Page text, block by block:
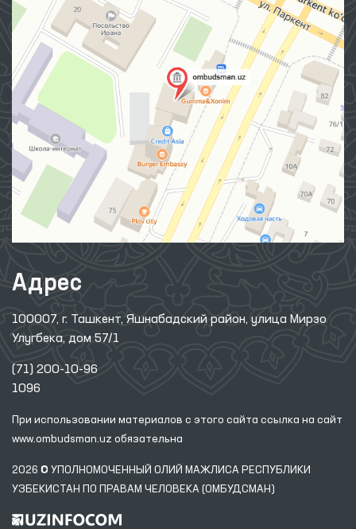
Адрес
100007, г. Ташкент, Яшнабадский район, улица Мирзо
Улугбека, дом 57/1
(71) 200-10-96
1096
При использовании материалов с этого сайта ссылка на сайт
www.ombudsman.uz обязательна
2026 © УПОЛНОМОЧЕННЫЙ ОЛИЙ МАЖЛИСА РЕСПУБЛИКИ
УЗБЕКИСТАН ПО ПРАВАМ ЧЕЛОВЕКА (ОМБУДСМАН)